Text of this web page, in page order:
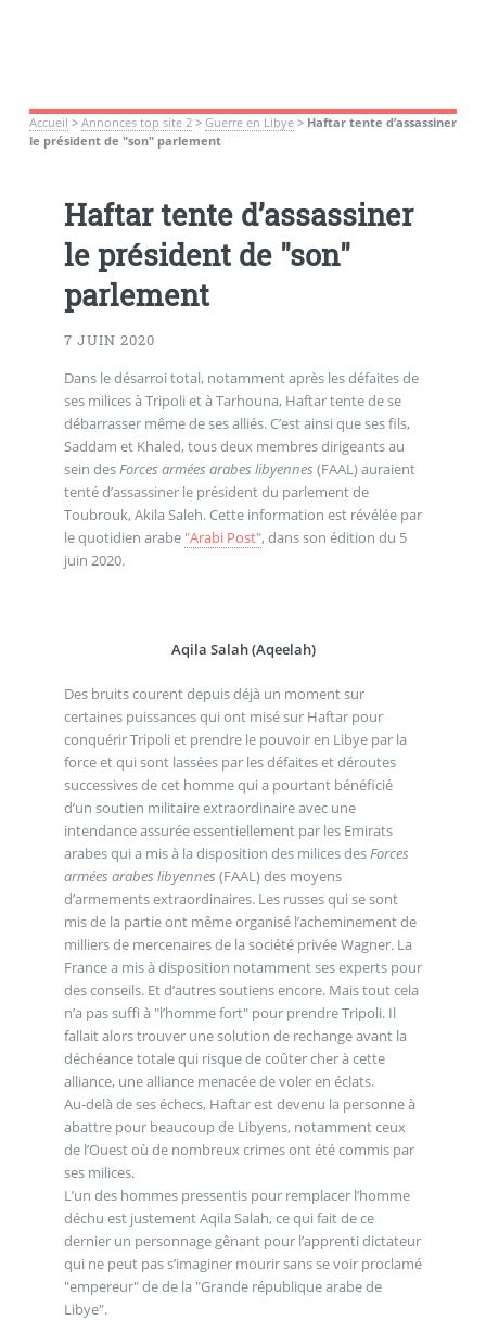
Accueil > Annonces top site 2> Guerre en Libye> Haftar tente d’assassiner
le président de "son" parlement
Haftar tente d’assassiner
le président de "son"
parlement
7 JUIN 2020
Dans le désarroi total, notamment après les défaites de
ses milices à Tripoli et à Tarhouna, Haftar tente de se
débarrasser même de ses alliés. C’est ainsi que ses fils,
Saddam et Khaled, tous deux membres dirigeants au
sein desForces armées arabes libyennes (FAAL) auraient
tenté d’assassiner le président du parlement de
Toubrouk, Akila Saleh. Cette information est révélée par
le quotidien arabe "Arabi Post", dans son édition du 5
juin 2020.
Aqila Salah (Aqeelah)
Des bruits courent depuis déjà un moment sur
certaines puissances qui ont misé sur Haftar pour
conquérir Tripoli et prendre le pouvoir en Libye par la
force et qui sont lassées par les défaites et déroutes
successives de cet homme qui a pourtant bénéficié
d’un soutien militaire extraordinaire avec une
intendance assurée essentiellement par les Emirats
arabes qui a mis à la disposition des milices desForces
armées arabes libyennes (FAAL) des moyens
d’armements extraordinaires. Les russes qui se sont
mis de la partie ont même organisé l’acheminement de
milliers de mercenaires de la société privée Wagner. La
France a mis à disposition notamment ses experts pour
des conseils. Et d’autres soutiens encore. Mais tout cela
n’a pas suffi à "l’homme fort" pour prendre Tripoli. Il
fallait alors trouver une solution de rechange avant la
déchéance totale qui risque de coûter cher à cette
alliance, une alliance menacée de voler en éclats.
Au-delà de ses échecs, Haftar est devenu la personne à
abattre pour beaucoup de Libyens, notamment ceux
de l’Ouest où de nombreux crimes ont été commis par
ses milices.
L’un des hommes pressentis pour remplacer l’homme
déchu est justement Aqila Salah, ce qui fait de ce
dernier un personnage gênant pour l’apprenti dictateur
qui ne peut pas s’imaginer mourir sans se voir proclamé
"empereur" de de la "Grande république arabe de
Libye".